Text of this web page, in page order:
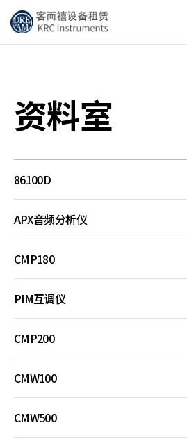
资料室
86100D
APX音频分析仪
CMP180
PIM互调仪
CMP200
CMW100
CMW500